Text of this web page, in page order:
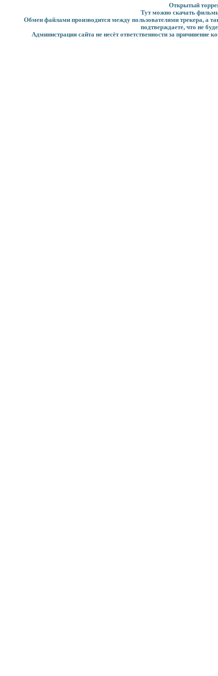
Открытый
Тут можно скачать
Обмен файлами производится между пользователями трекера, а
подтверждаете, что не
Администрация сайта не несёт ответственности за причинение